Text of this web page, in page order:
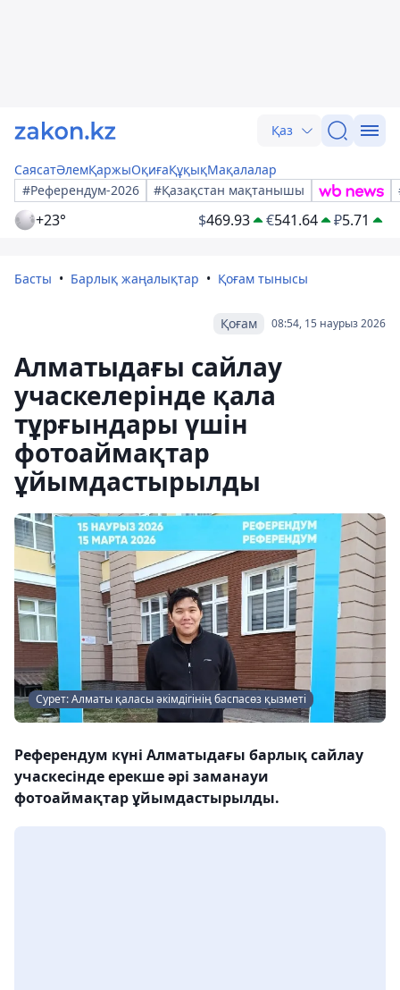
Қаз
СаясатӘлемҚаржыОқиғаҚұқықМақалалар
#Референдум-2026
#Қазақстан мақтанышы
+23° $469.93 €541.64 ₽5.71
Басты Барлық жаңалықтар Қоғам тынысы
08:54, 15 наурыз 2026
Қоғам
Алматыдағы сайлау
учаскелерінде қала
тұрғындары үшін
фотоаймақтар
ұйымдастырылды
Сурет: Алматы қаласы әкімдігінің баспасөз қызметі
Референдум күні Алматыдағы барлық сайлау
учаскесінде ерекше әрі заманауи
фотоаймақтар ұйымдастырылды.